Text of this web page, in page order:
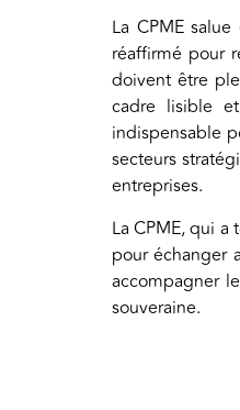
La CPME
réaffirmé pour
doivent être
cadre lisible
indispensable
secteurs
entreprises.
La CPME, qui
pour échanger
accompagner
souveraine.